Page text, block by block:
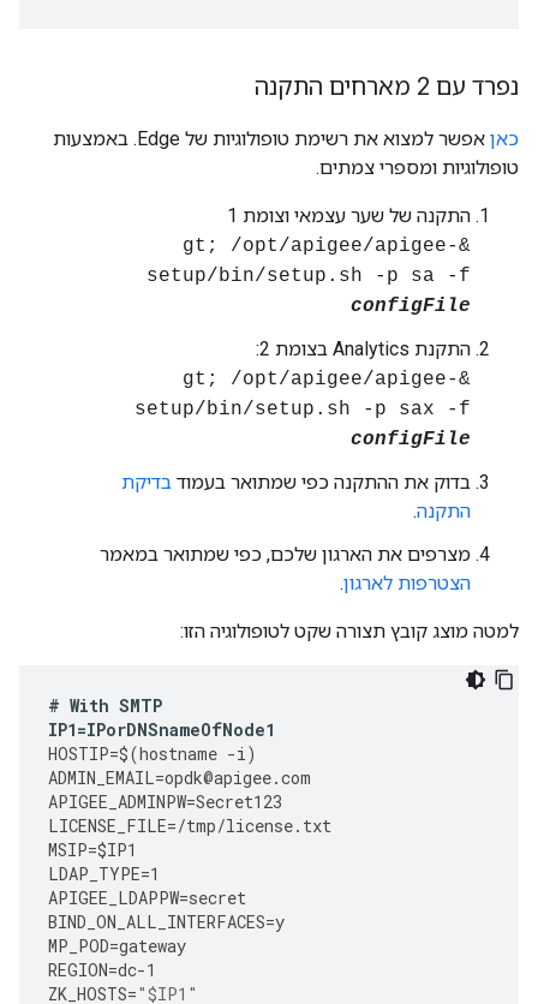
נפרד עם 2 מארחים התקנה
כאן
אפשר למצוא את רשימת טופולוגיות של Edge. באמצעות
טופולוגיות ומספרי צמתים.
התקנה של שער עצמאי וצומת 1
&gt; /opt/apigee/apigee-
setup/bin/setup.sh -p sa -f
configFile
התקנת Analytics בצומת 2:
&gt; /opt/apigee/apigee-
setup/bin/setup.sh -p sax -f
configFile
בדוק את ההתקנה כפי שמתואר בעמוד בדיקת
התקנה.
מצרפים את הארגון שלכם, כפי שמתואר במאמר
הצטרפות לארגון.
למטה מוצג קובץ תצורה שקט לטופולוגיה הזו:
# With SMTP
IP1=IPorDNSnameOfNode1
HOSTIP=$(hostname -i)
ADMIN_EMAIL=opdk@apigee.com
APIGEE_ADMINPW=Secret123
LICENSE_FILE=/tmp/license.txt
MSIP=$IP1
LDAP_TYPE=1
APIGEE_LDAPPW=secret
BIND_ON_ALL_INTERFACES=y
MP_POD=gateway
REGION=dc-1
ZK_HOSTS="$IP1"